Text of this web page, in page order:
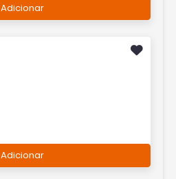
Adicionar
Adicionar